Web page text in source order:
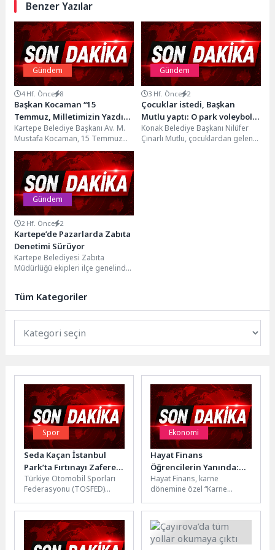
Benzer Yazılar
Gündem
4 Hf. Önce 8
Başkan Kocaman “15
Temmuz, Milletimizin Yazdığı
Kahramanlık Destanıdır”
Kartepe Belediye Başkanı Av. M.
Mustafa Kocaman, 15 Temmuz
Demokrasi ve Milli Birlik Günü
dolayısıyla...
Gündem
3 Hf. Önce 2
Çocuklar istedi, Başkan
Mutlu yaptı: O park voleybol
sahasına kavuştu
Konak Belediye Başkanı Nilüfer
Çınarlı Mutlu, çocuklardan gelen
Gündem
2 Hf. Önce 2
Kartepe’de Pazarlarda Zabıta
Denetimi Sürüyor
Kartepe Belediyesi Zabıta
Müdürlüğü ekipleri ilçe genelinde
Ekipler,...
Tüm Kategoriler
Spor
Seda Kaçan İstanbul
Park’ta Fırtınayı Zafere
Dönüştürdü
Türkiye Otomobil Sporları
Federasyonu (TOSFED)
2026 Türkiye
Pist Şampiyonası'nın ikinci
ayağında, Pepsi ve Doritos...
Ekonomi
Hayat Finans
Öğrencilerin Yanında:
“Karne Harçlığının Yarısı
BİZ’den”
Hayat Finans, karne
dönemine özel “Karne
kampanyasını başlattı. 26 –
30 Haziran...